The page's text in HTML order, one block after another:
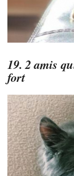
19. 2 amis
fort